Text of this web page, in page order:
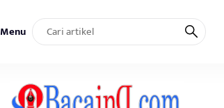
Menu